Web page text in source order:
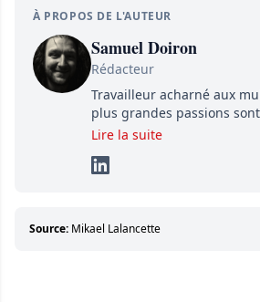
À PROPOS DE L'AUTEUR
Samuel Doiron
Rédacteur
Travailleur acharné aux
plus grandes passions
le showbizz de la belle
détermination pour
Lire la suite
Source: Mikael Lalancette